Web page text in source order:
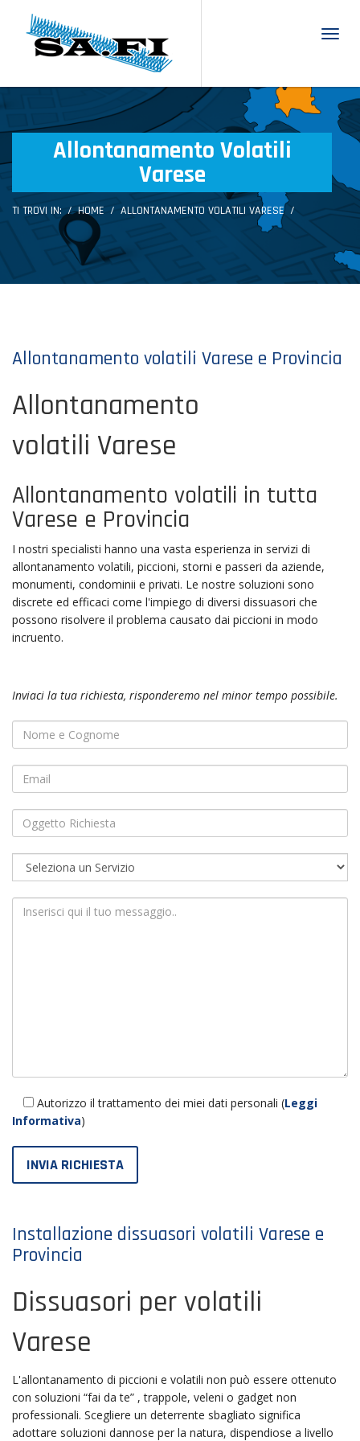
Allontanamento Volatili
Varese
TI TROVI IN: HOME ALLONTANAMENTO VOLATILI VARESE
Allontanamento volatili Varese e Provincia
Allontanamento
volatili Varese
Allontanamento volatili in tutta
Varese e Provincia
I nostri specialisti hanno una vasta esperienza in servizi di
allontanamento volatili, piccioni, storni e passeri da aziende,
monumenti, condominii e privati. Le nostre soluzioni sono
discrete ed efficaci come l'impiego di diversi dissuasori che
possono risolvere il problema causato dai piccioni in modo
incruento.
Inviaci la tua richiesta, risponderemo nel minor tempo possibile.
Autorizzo il trattamento dei miei dati personali (Leggi
Informativa)
Installazione dissuasori volatili Varese e
Provincia
Dissuasori per volatili
Varese
L'allontanamento di piccioni e volatili non può essere ottenuto
con soluzioni “fai da te” , trappole, veleni o gadget non
professionali. Scegliere un deterrente sbagliato significa
adottare soluzioni dannose per la natura, dispendiose a livello